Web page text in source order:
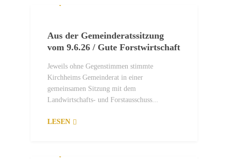
Aus der Gemeinderatssitzung
vom 9.6.26 / Gute Forstwirtschaft
Jeweils ohne Gegenstimmen stimmte
Kirchheims Gemeinderat in einer
gemeinsamen Sitzung mit dem
Landwirtschafts- und Forstausschuss...
LESEN